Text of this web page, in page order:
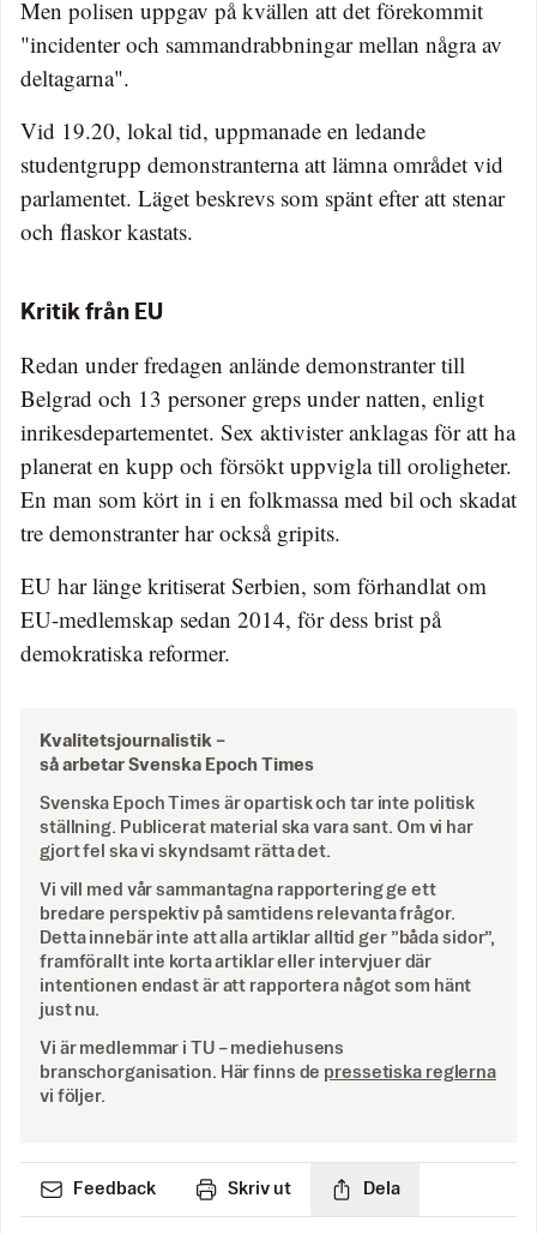
Men polisen uppgav på kvällen att det förekommit
"incidenter och sammandrabbningar mellan några av
deltagarna".
Vid 19.20, lokal tid, uppmanade en ledande
studentgrupp demonstranterna att lämna området vid
parlamentet. Läget beskrevs som spänt efter att stenar
och flaskor kastats.
Kritik från EU
Redan under fredagen anlände demonstranter till
Belgrad och 13 personer greps under natten, enligt
inrikesdepartementet. Sex aktivister anklagas för att ha
planerat en kupp och försökt uppvigla till oroligheter.
En man som kört in i en folkmassa med bil och skadat
tre demonstranter har också gripits.
EU har länge kritiserat Serbien, som förhandlat om
EU-medlemskap sedan 2014, för dess brist på
demokratiska reformer.
Kvalitetsjournalistik –
så arbetar Svenska Epoch Times
Svenska Epoch Times är opartisk och tar inte politisk
ställning. Publicerat material ska vara sant. Om vi har
gjort fel ska vi skyndsamt rätta det.
Vi vill med vår sammantagna rapportering ge ett
bredare perspektiv på samtidens relevanta frågor.
Detta innebär inte att alla artiklar alltid ger ”båda sidor”,
framförallt inte korta artiklar eller intervjuer där
intentionen endast är att rapportera något som hänt
just nu.
Vi är medlemmar i TU – mediehusens
branschorganisation. Här finns de pressetiska reglerna
vi följer.
Feedback Skriv ut Dela